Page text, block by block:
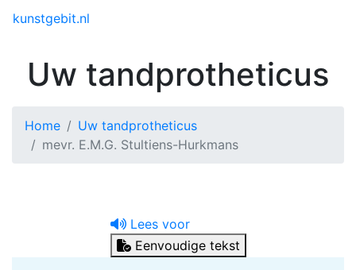
kunstgebit.nl
Uw tandprotheticus
Home
Uw tandprotheticus
mevr. E.M.G. Stultiens-Hurkmans
Lees voor
Eenvoudige tekst